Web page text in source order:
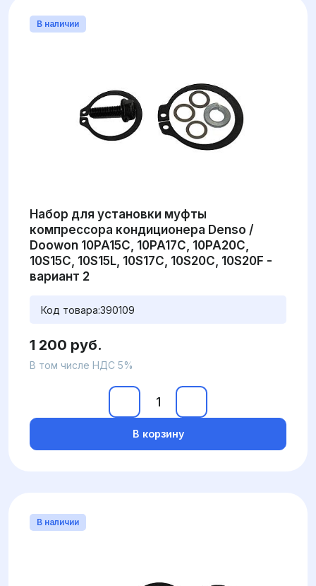
В наличии
Набор для установки муфты
компрессора кондиционера Denso /
Doowon 10PA15C, 10PA17C, 10PA20C,
10S15C, 10S15L, 10S17C, 10S20C, 10S20F -
вариант 2
Код товара:390109
1 200 руб.
В том числе НДС 5%
В корзину
В наличии